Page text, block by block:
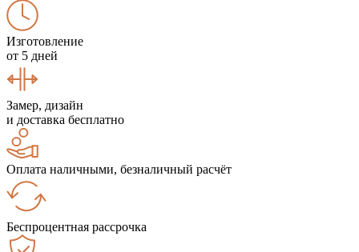
Изготовление
от 5 дней
Замер, дизайн
и доставка бесплатно
Оплата наличными, безналичный расчёт
Беспроцентная рассрочка